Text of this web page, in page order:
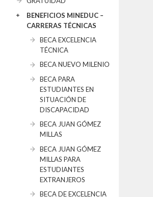
BENEFICIOS MINEDUC –
CARRERAS TÉCNICAS
BECA EXCELENCIA
TÉCNICA
BECA NUEVO MILENIO
BECA PARA
ESTUDIANTES EN
SITUACIÓN DE
DISCAPACIDAD
BECA JUAN GÓMEZ
MILLAS
BECA JUAN GÓMEZ
MILLAS PARA
ESTUDIANTES
EXTRANJEROS
BECA DE EXCELENCIA